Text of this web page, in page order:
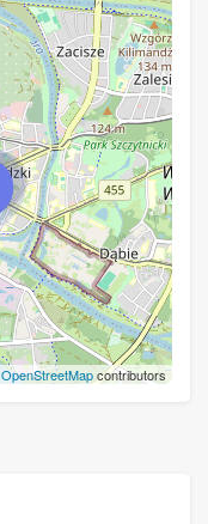
OpenStreetMapcontributors